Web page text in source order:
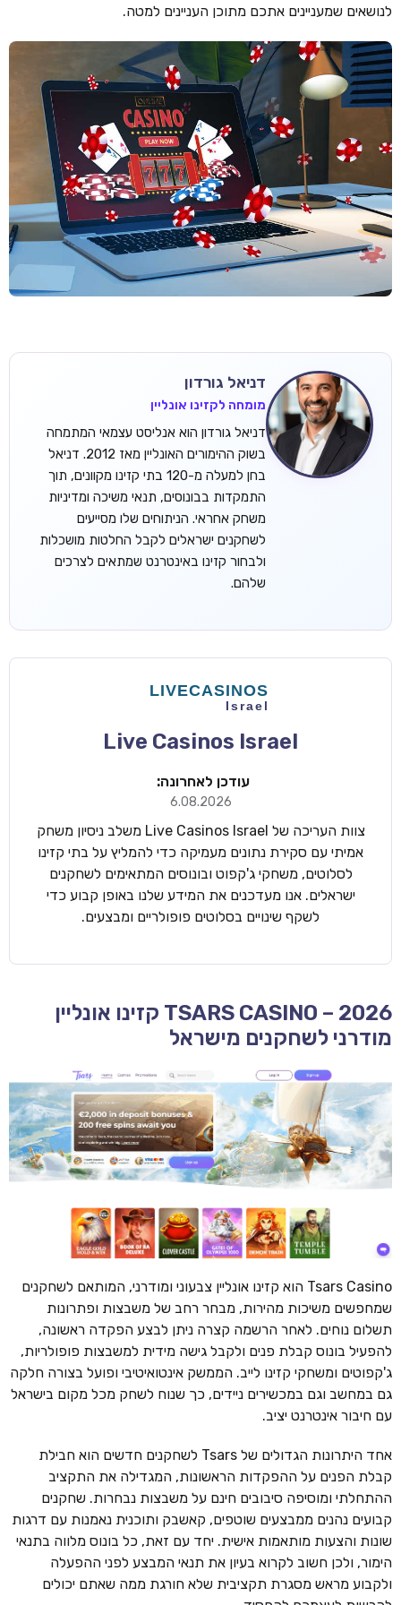
לנושאים שמעניינים אתכם מתוכן העניינים למטה.
דניאל גורדון
מומחה לקזינו אונליין
דניאל גורדון הוא אנליסט עצמאי המתמחה
בשוק ההימורים האונליין מאז 2012. דניאל
בחן למעלה מ-120 בתי קזינו מקוונים, תוך
התמקדות בבונוסים, תנאי משיכה ומדיניות
משחק אחראי. הניתוחים שלו מסייעים
לשחקנים ישראלים לקבל החלטות מושכלות
ולבחור קזינו באינטרנט שמתאים לצרכים
שלהם.
Live Casinos Israel
עודכן לאחרונה:
6.08.2026
צוות העריכה של Live Casinos Israel משלב ניסיון משחק
אמיתי עם סקירת נתונים מעמיקה כדי להמליץ על בתי קזינו
לסלוטים, משחקי ג'קפוט ובונוסים המתאימים לשחקנים
ישראלים. אנו מעדכנים את המידע שלנו באופן קבוע כדי
לשקף שינויים בסלוטים פופולריים ומבצעים.
TSARS CASINO – 2026 קזינו אונליין
מודרני לשחקנים מישראל
Tsars Casino הוא קזינו אונליין צבעוני ומודרני, המותאם לשחקנים
שמחפשים משיכות מהירות, מבחר רחב של משבצות ופתרונות
תשלום נוחים. לאחר הרשמה קצרה ניתן לבצע הפקדה ראשונה,
להפעיל בונוס קבלת פנים ולקבל גישה מידית למשבצות פופולריות,
ג'קפוטים ומשחקי קזינו לייב. הממשק אינטואיטיבי ופועל בצורה חלקה
גם במחשב וגם במכשירים ניידים, כך שנוח לשחק מכל מקום בישראל
עם חיבור אינטרנט יציב.
אחד היתרונות הגדולים של Tsars לשחקנים חדשים הוא חבילת
קבלת הפנים על ההפקדות הראשונות, המגדילה את התקציב
ההתחלתי ומוסיפה סיבובים חינם על משבצות נבחרות. שחקנים
קבועים נהנים ממבצעים שוטפים, קאשבק ותוכנית נאמנות עם דרגות
שונות והצעות מותאמות אישית. יחד עם זאת, כל בונוס מלווה בתנאי
הימור, ולכן חשוב לקרוא בעיון את תנאי המבצע לפני ההפעלה
ולקבוע מראש מסגרת תקציבית שלא חורגת ממה שאתם יכולים